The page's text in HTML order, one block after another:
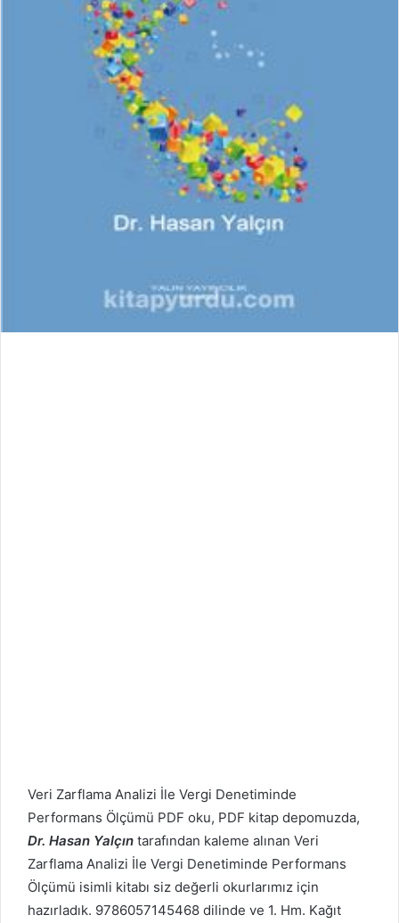
Veri Zarflama Analizi İle Vergi Denetiminde
Performans Ölçümü PDF oku, PDF kitap depomuzda,
Dr. Hasan Yalçın tarafından kaleme alınan Veri
Zarflama Analizi İle Vergi Denetiminde Performans
Ölçümü isimli kitabı siz değerli okurlarımız için
hazırladık. 9786057145468 dilinde ve 1. Hm. Kağıt